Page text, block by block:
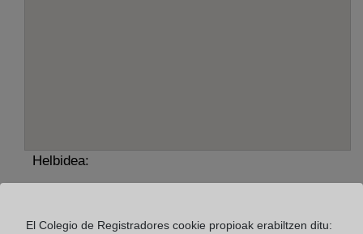
Helbidea:
Horario:
El Colegio de Registradores cookie propioak erabiltzen ditu: